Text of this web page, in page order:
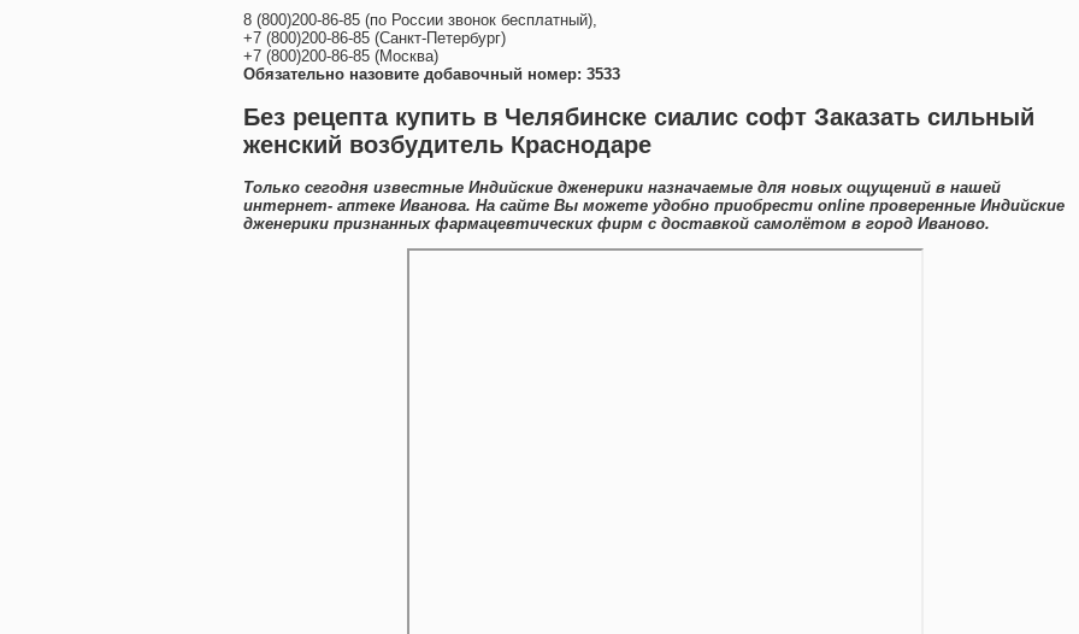
8 (800)200-86-85 (по России звонок бесплатный),
+7 (800)200-86-85 (Санкт-Петербург)
+7 (800)200-86-85 (Москва)
Обязательно назовите добавочный номер: 3533
Без рецепта купить в Челябинске сиалис софт Заказать сильный
женский возбудитель Краснодаре
Только сегодня известные Индийские дженерики назначаемые для новых ощущений в нашей
интернет- аптеке Иванова. На сайте Вы можете удобно приобрести online проверенные Индийские
дженерики признанных фармацевтических фирм с доставкой самолётом в город Иваново.